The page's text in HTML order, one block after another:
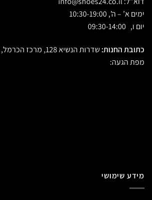
ימים א’ – ה’, 10:30-19:00
יום ו, 09:30-14:00
כתובת החנות:שדרות הנשיא 128, מרכז הכרמל, חיפה
מפת הגעה:
מידע שימושי